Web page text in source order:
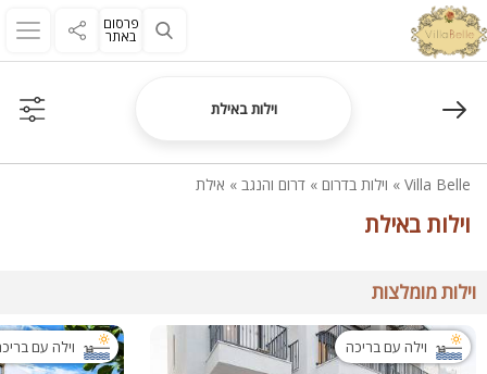
פרסום
באתר
וילות באילת
Villa Belle
» וילות בדרום » דרום והנגב » אילת
וילות באילת
וילות מומלצות
וילה עם בריכה וילה עם